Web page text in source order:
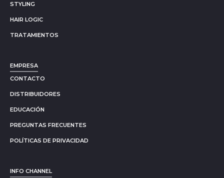
STYLING
HAIR LOGIC
TRATAMIENTOS
EMPRESA
CONTACTO
DISTRIBUIDORES
EDUCACIÓN
PREGUNTAS FRECUENTES
POLÍTICAS DE PRIVACIDAD
INFO CHANNEL